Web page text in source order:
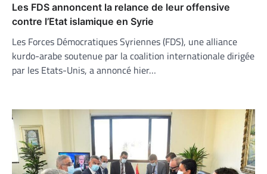
Les FDS annoncent la relance de leur offensive
contre l’Etat islamique en Syrie
Les Forces Démocratiques Syriennes (FDS), une alliance
kurdo-arabe soutenue par la coalition internationale dirigée
par les Etats-Unis, a annoncé hier…